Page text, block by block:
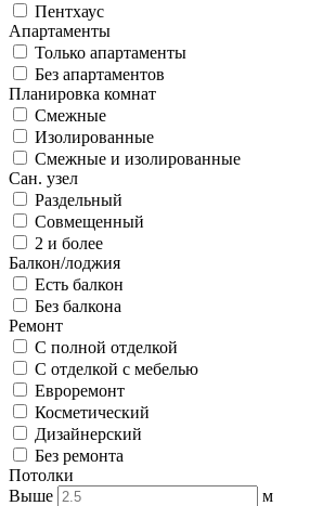
Пентхаус
Апартаменты
Только апартаменты
Без апартаментов
Планировка комнат
Смежные
Изолированные
Смежные и изолированные
Сан. узел
Раздельный
Совмещенный
2 и более
Балкон/лоджия
Есть балкон
Без балкона
Ремонт
С полной отделкой
С отделкой с мебелью
Евроремонт
Косметический
Дизайнерский
Без ремонта
Потолки
Выше
м